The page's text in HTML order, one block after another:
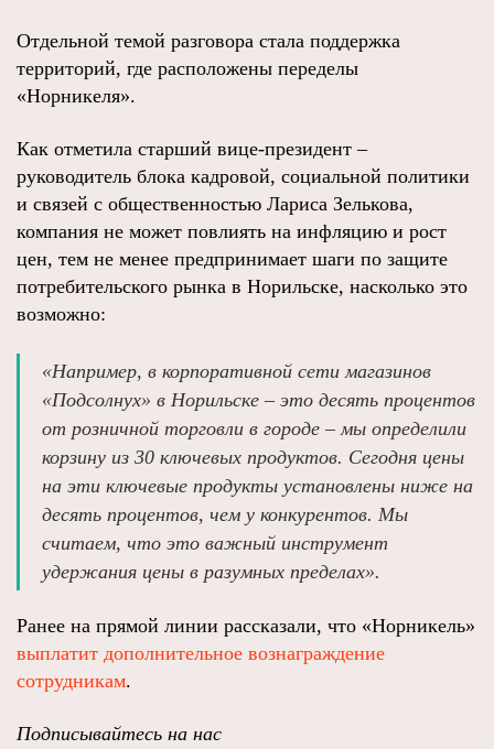
Отдельной темой разговора стала поддержка
территорий, где расположены переделы
«Норникеля».
Как отметила старший вице-президент –
руководитель блока кадровой, социальной политики
и связей с общественностью Лариса Зелькова,
компания не может повлиять на инфляцию и рост
цен, тем не менее предпринимает шаги по защите
потребительского рынка в Норильске, насколько это
возможно:
«Например, в корпоративной сети магазинов
«Подсолнух» в Норильске – это десять процентов
от розничной торговли в городе – мы определили
корзину из 30 ключевых продуктов. Сегодня цены
на эти ключевые продукты установлены ниже на
десять процентов, чем у конкурентов. Мы
считаем, что это важный инструмент
удержания цены в разумных пределах».
Ранее на прямой линии рассказали, что «Норникель»
выплатит дополнительное вознаграждение
сотрудникам.
Подписывайтесь на нас